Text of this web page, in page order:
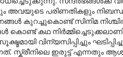
അവയുടെ പരിണതികളും
കുറച്ചുകൊണ്ട് സിനിമ
കൊണ്ട് കഥ
വിന്യസിപ്പിച്ചും
സ്ക്രീനിലെ ഇരുട്ട് എന്നതും